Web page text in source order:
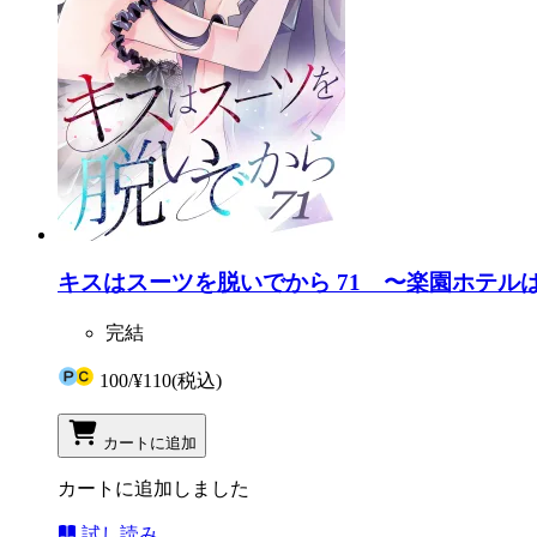
キスはスーツを脱いでから 71 〜楽園ホテル
完結
100/¥110(税込)
カートに追加
カートに追加しました